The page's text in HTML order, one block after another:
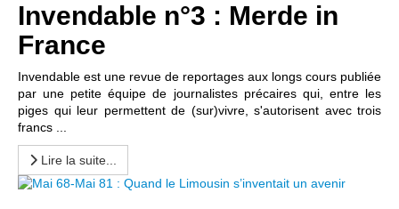
Invendable n°3 : Merde in
France
Invendable est une revue de reportages aux longs cours publiée
par une petite équipe de journalistes précaires qui, entre les
piges qui leur permettent de (sur)vivre, s'autorisent avec trois
francs ...
Lire la suite...